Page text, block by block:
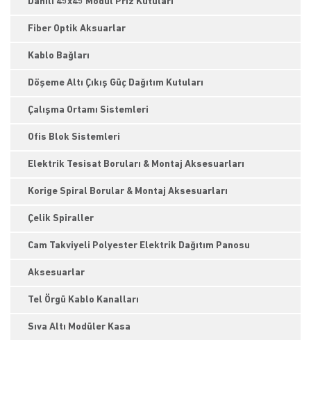
Fiber Optik Aksuarlar
Kablo Bağları
Döşeme Altı Çıkış Güç Dağıtım Kutuları
Çalışma Ortamı Sistemleri
Ofis Blok Sistemleri
Elektrik Tesisat Boruları & Montaj Aksesuarları
Korige Spiral Borular & Montaj Aksesuarları
Çelik Spiraller
Cam Takviyeli Polyester Elektrik Dağıtım Panosu
Aksesuarlar
Tel Örgü Kablo Kanalları
Sıva Altı Modüler Kasa